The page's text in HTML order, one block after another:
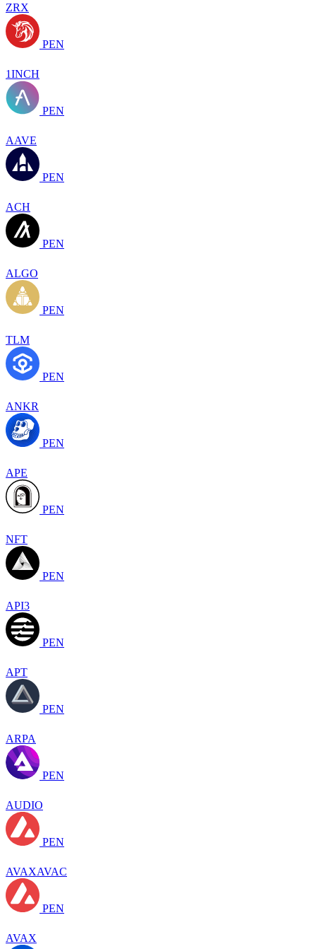
ZRX
PEN
1INCH
PEN
AAVE
PEN
ACH
PEN
ALGO
PEN
TLM
PEN
ANKR
PEN
APE
PEN
NFT
PEN
API3
PEN
APT
PEN
ARPA
PEN
AUDIO
PEN
AVAXAVAC
PEN
AVAX